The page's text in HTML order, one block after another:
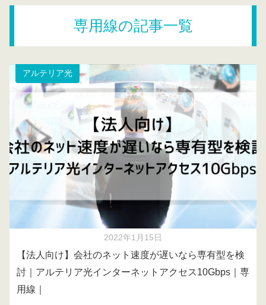
専用線の記事一覧
アルテリア光
2022年1月15日
【法人向け】会社のネット速度が遅いなら専有型を検
討｜アルテリア光インターネットアクセス10Gbps｜専
用線｜